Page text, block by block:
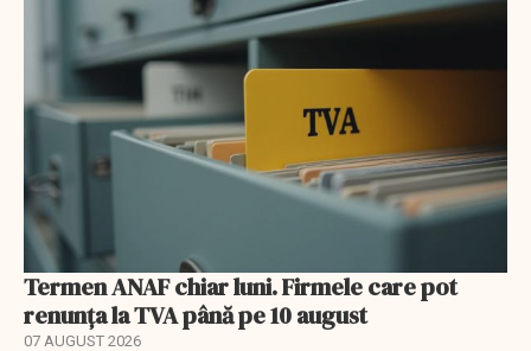
Termen ANAF chiar luni. Firmele care pot
renunța la TVA până pe 10 august
07 AUGUST 2026